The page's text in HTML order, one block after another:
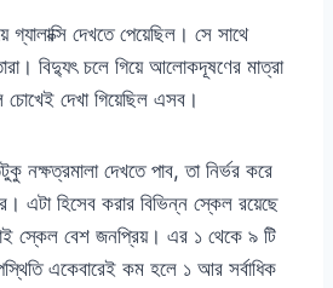
গ্যালাক্সি দেখতে পেয়েছিল। সে সাথে
বিদ্যুৎ চলে গিয়ে আলোকদূষণের মাত্রা
চোখেই দেখা গিয়েছিল এসব।
নক্ষত্রমালা দেখতে পাব, তা নির্ভর করে
এটা হিসেব করার বিভিন্ন স্কেল রয়েছে
স্কেল বেশ জনপ্রিয়। এর ১ থেকে ৯ টি
একেবারেই কম হলে ১ আর সর্বাধিক